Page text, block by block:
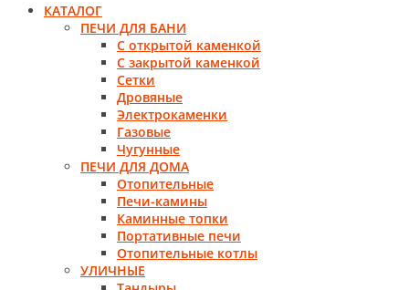
КАТАЛОГ
ПЕЧИ ДЛЯ БАНИ
С открытой каменкой
С закрытой каменкой
Сетки
Дровяные
Электрокаменки
Газовые
Чугунные
ПЕЧИ ДЛЯ ДОМА
Отопительные
Печи-камины
Каминные топки
Портативные печи
Отопительные котлы
УЛИЧНЫЕ